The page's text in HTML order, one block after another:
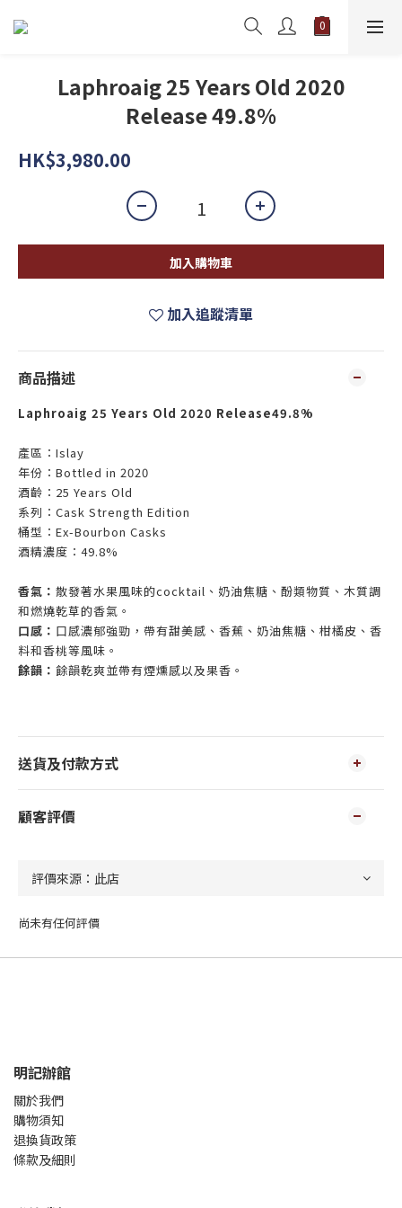
Laphroaig 25 Years Old 2020
Release 49.8%
HK$3,980.00
加入購物車
加入追蹤清單
商品描述
Laphroaig 25 Years Old 2020 Release49.8%
產區： Islay
年份： Bottled in 2020
酒齡： 25 Years Old
系列： Cask Strength Edition
桶型： Ex-Bourbon Casks
酒精濃度： 49.8%
香氣： 散發著水果風味的cocktail 、奶油焦糖、酚類物質、木質調
和燃燒乾草的香氣。
口感： 口感濃郁強勁，帶有甜美感、香蕉、奶油焦糖、柑橘皮、香
料和香桃等風味。
餘韻： 餘韻乾爽並帶有煙燻感以及果香。
送貨及付款方式
顧客評價
尚未有任何評價
明記辦館
關於我們
購物須知
退換貨政策
條款及細則